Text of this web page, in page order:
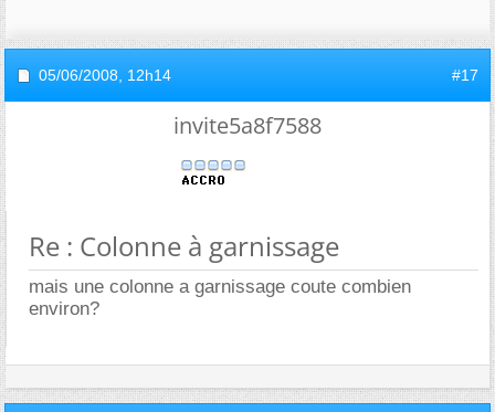
05/06/2008, 12h14 #17
invite5a8f7588
Re : Colonne à garnissage
mais une colonne a garnissage coute combien
environ?